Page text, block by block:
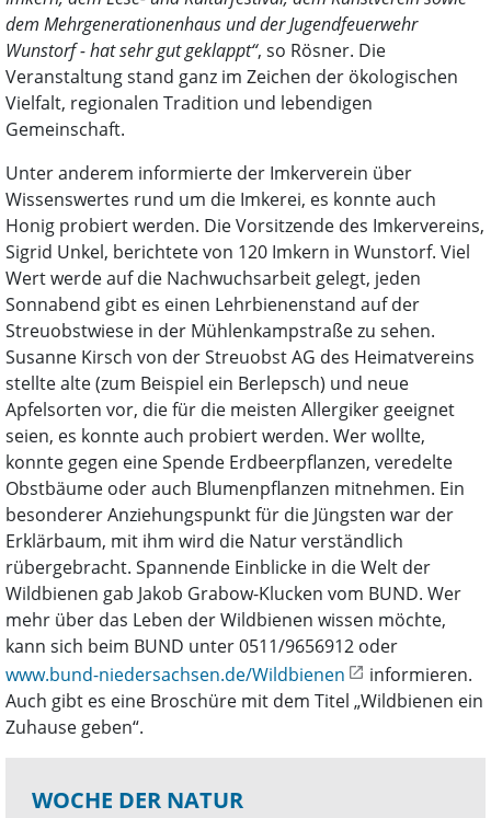
dem Mehrgenerationenhaus und der Jugendfeuerwehr
Wunstorf - hat sehr gut geklappt“, so Rösner. Die
Veranstaltung stand ganz im Zeichen der ökologischen
Vielfalt, regionalen Tradition und lebendigen
Gemeinschaft.
Unter anderem informierte der Imkerverein über
Wissenswertes rund um die Imkerei, es konnte auch
Honig probiert werden. Die Vorsitzende des Imkervereins,
Sigrid Unkel, berichtete von 120 Imkern in Wunstorf. Viel
Wert werde auf die Nachwuchsarbeit gelegt, jeden
Sonnabend gibt es einen Lehrbienenstand auf der
Streuobstwiese in der Mühlenkampstraße zu sehen.
Susanne Kirsch von der Streuobst AG des Heimatvereins
stellte alte (zum Beispiel ein Berlepsch) und neue
Apfelsorten vor, die für die meisten Allergiker geeignet
seien, es konnte auch probiert werden. Wer wollte,
konnte gegen eine Spende Erdbeerpflanzen, veredelte
Obstbäume oder auch Blumenpflanzen mitnehmen. Ein
besonderer Anziehungspunkt für die Jüngsten war der
Erklärbaum, mit ihm wird die Natur verständlich
rübergebracht. Spannende Einblicke in die Welt der
Wildbienen gab Jakob Grabow-Klucken vom BUND. Wer
mehr über das Leben der Wildbienen wissen möchte,
kann sich beim BUND unter 0511/9656912 oder
www.bund-niedersachsen.de/Wildbienen
informieren.
Auch gibt es eine Broschüre mit dem Titel „Wildbienen ein
Zuhause geben“.
WOCHE DER NATUR